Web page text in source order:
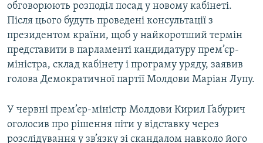
Усі сайти RFE/RL
обговорюють розподіл посад у новому кабінеті.
Після цього будуть проведені консультації з
президентом країни, щоб у найкоротший термін
представити в парламенті кандидатуру прем’єр-
міністра, склад кабінету і програму уряду, заявив
голова Демократичної партії Молдови Маріан Лупу.
У червні прем’єр-міністр Молдови Кирил Ґабурич
оголосив про рішення піти у відставку через
розслідування у зв’язку зі скандалом навколо його